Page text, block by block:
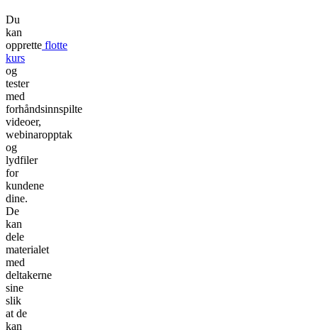
Du
kan
opprette flotte
kurs
og
tester
med
forhåndsinnspilte
videoer,
webinaropptak
og
lydfiler
for
kundene
dine.
De
kan
dele
materialet
med
deltakerne
sine
slik
at de
kan